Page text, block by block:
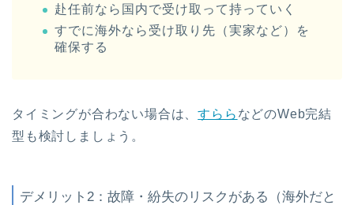
赴任前なら国内で受け取って持っていく
すでに海外なら受け取り先（実家など）を
確保する
タイミングが合わない場合は、すらら などのWeb完結
型も検討しましょう。
デメリット2：故障・紛失のリスクがある（海外だと